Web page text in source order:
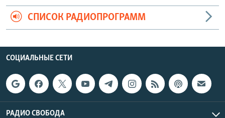
СПИСОК РАДИОПРОГРАММ
СОЦИАЛЬНЫЕ СЕТИ
РАДИО СВОБОДА